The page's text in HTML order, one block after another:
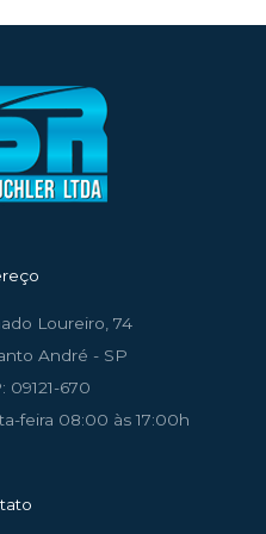
Loureiro, 74
André - SP
09121-670
feira 08:00 às 17:00h